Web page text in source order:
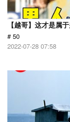
【越哥】这才是属
# 50
2022-07-28 07:58